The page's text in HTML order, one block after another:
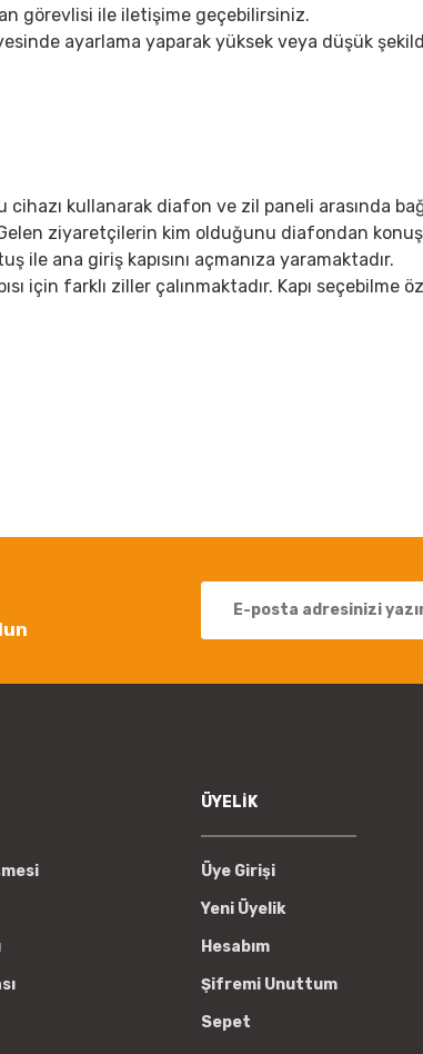
görevlisi ile iletişime geçebilirsiniz.
ayarlama yaparak yüksek veya düşük
kullanarak diafon ve zil paneli arasında
ziyaretçilerin kim olduğunu diafondan
ile ana giriş kapısını açmanıza yaramaktadır.
için farklı ziller çalınmaktadır. Kapı seçebilme
ÜYELİK
Üye Girişi
Yeni Üyelik
Hesabım
Şifremi Unuttum
Sepet